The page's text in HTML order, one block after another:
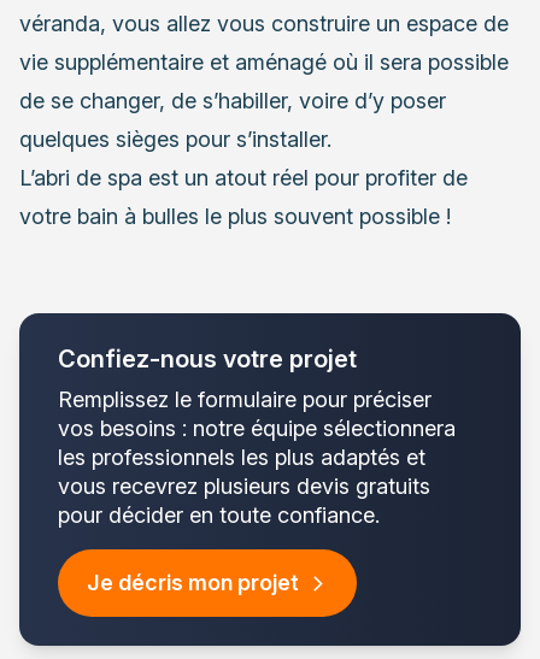
véranda, vous allez vous construire un espace de
vie supplémentaire et aménagé où il sera possible
de se changer, de s’habiller, voire d’y poser
quelques sièges pour s’installer.
L’abri de spa est un atout réel pour profiter de
votre bain à bulles le plus souvent possible !
Confiez-nous votre projet
Remplissez le formulaire pour préciser
vos besoins : notre équipe sélectionnera
les professionnels les plus adaptés et
vous recevrez plusieurs devis gratuits
pour décider en toute confiance.
Je décris mon projet